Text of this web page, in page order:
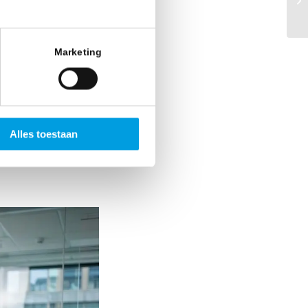
Marketing
Alles toestaan
de
dit opsplitst.
specifieke